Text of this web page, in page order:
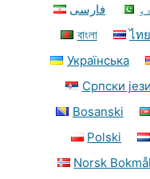
فارسی
বাংলা
ไทย
Українська
Српски
Bosanski
Polski
Norsk Bokmål